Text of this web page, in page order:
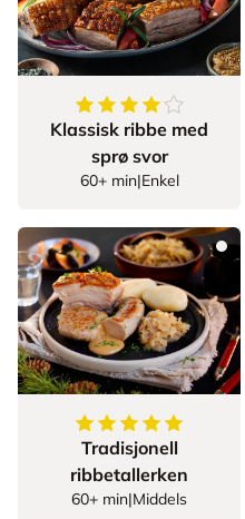
4.365853658536586
Klassisk ribbe med
sprø svor
60+ min|Enkel
5av5stjerner
Tradisjonell
ribbetallerken
60+ min|Middels